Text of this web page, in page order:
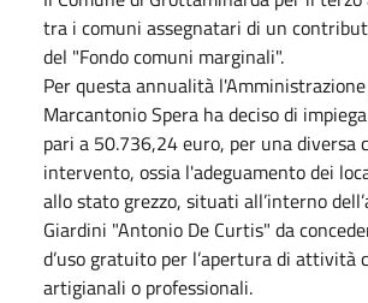
tra i comuni assegnatari di un
del "Fondo comuni marginali".
Per questa annualità
Marcantonio Spera ha deciso di
pari a 50.736,24 euro, per una diversa
intervento, ossia l'adeguamento dei
allo stato grezzo, situati all’interno
Giardini "Antonio De Curtis" da
d’uso gratuito per l’apertura di attività
artigianali o professionali.